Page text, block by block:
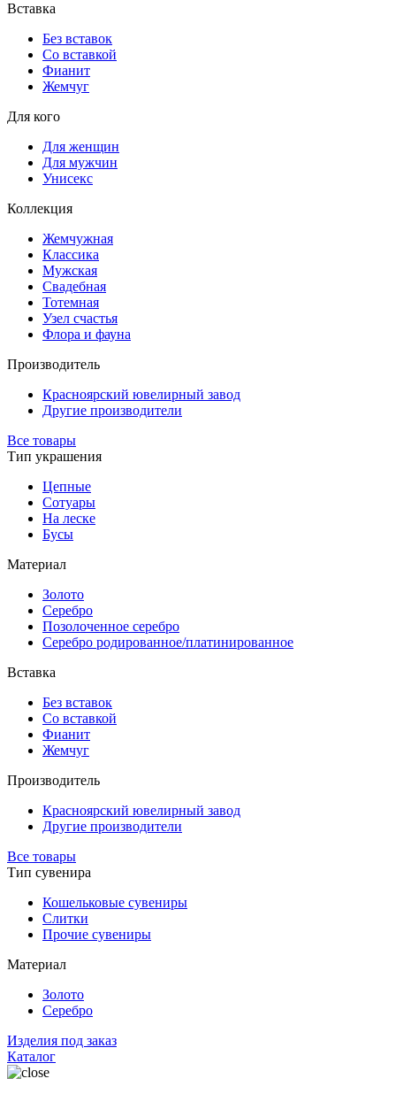
Вставка
Без вставок
Со вставкой
Фианит
Жемчуг
Для кого
Для женщин
Для мужчин
Унисекс
Коллекция
Жемчужная
Классика
Мужская
Свадебная
Тотемная
Узел счастья
Флора и фауна
Производитель
Красноярский ювелирный завод
Другие производители
Все товары
Тип украшения
Цепные
Сотуары
На леске
Бусы
Материал
Золото
Серебро
Позолоченное серебро
Серебро родированное/платинированное
Вставка
Без вставок
Со вставкой
Фианит
Жемчуг
Производитель
Красноярский ювелирный завод
Другие производители
Все товары
Тип сувенира
Кошельковые сувениры
Слитки
Прочие сувениры
Материал
Золото
Серебро
Изделия под заказ
Каталог